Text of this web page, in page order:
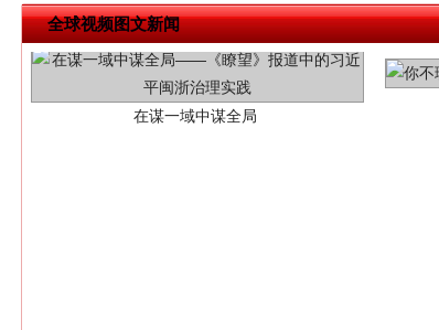
全球视频图文新闻在谋一域中谋全局